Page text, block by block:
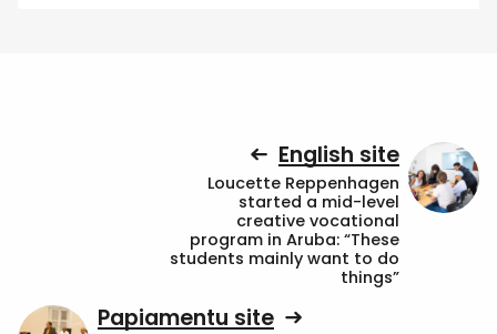
English site
Loucette Reppenhagen
started a mid-level
creative vocational
program in Aruba: “These
students mainly want to do
things”
Papiamentu site